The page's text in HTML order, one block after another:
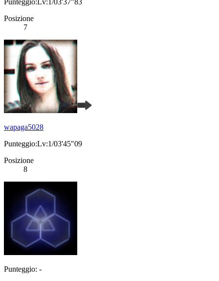
Punteggio:Lv:1/03'37"83
Posizione
7
wapaga5028
Punteggio:Lv:1/03'45"09
Posizione
8
Punteggio: -